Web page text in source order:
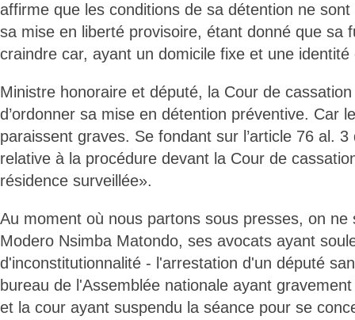
affirme que les conditions de sa détention ne
sa mise en liberté provisoire, étant donné que sa
craindre car, ayant un domicile fixe et une identité
Ministre honoraire et député, la Cour de cassation
d’ordonner sa mise en détention préventive. Car
paraissent graves. Se fondant sur l’article 76 al.
relative à la procédure devant la Cour de
résidence surveillée».
Au moment où nous partons sous presses, on ne
Modero Nsimba Matondo, ses avocats ayant
d'inconstitutionnalité - l'arrestation d'un député
bureau de l'Assemblée nationale ayant
et la cour ayant suspendu la séance pour se